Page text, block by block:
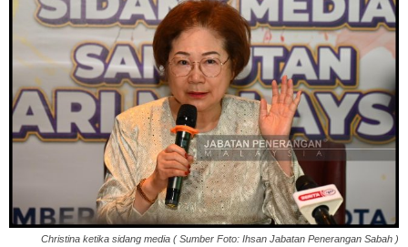
Christina ketika sidang media ( Sumber Foto: Ihsan Jabatan Penerangan Sabah )